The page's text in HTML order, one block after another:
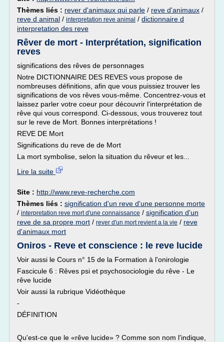
Thèmes liés : rever d'animaux qui parle / reve d'animaux /
reve d animal / interpretation reve animal / dictionnaire d
interpretation des reve
Rêver de mort - Interprétation, signification
reves
significations des rêves de personnages
Notre DICTIONNAIRE DES REVES vous propose de
nombreuses définitions, afin que vous puissiez trouver les
significations de vos rêves vous-même. Concentrez-vous et
laissez parler votre coeur pour découvrir l'interprétation de
rêve qui vous correspond. Ci-dessous, vous trouverez tout
sur le reve de Mort. Bonnes interprétations !
REVE DE Mort
Significations du reve de de Mort
La mort symbolise, selon la situation du rêveur et les...
Lire la suite
Site : http://www.reve-recherche.com
Thèmes liés : signification d'un reve d'une personne morte
/ interpretation reve mort d'une connaissance / signification d'un
reve de sa propre mort / rever d'un mort revient a la vie / reve
d'animaux mort
Oniros - Reve et conscience : le reve lucide
Voir aussi le Cours n° 15 de la Formation à l'onirologie
Fascicule 6 : Rêves psi et psychosociologie du rêve - Le
rêve lucide
Voir aussi la rubrique Vidéothèque
-
DÉFINITION
Qu'est-ce que le «rêve lucide» ? Comme son nom l'indique,